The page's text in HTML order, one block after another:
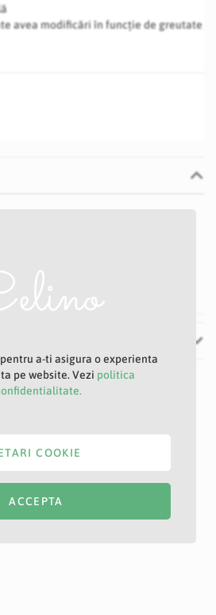
avea modificări în funcție de greutate
a-ti asigura o experienta
pe website. Vezi politica
ACCEPTA
COOKIE